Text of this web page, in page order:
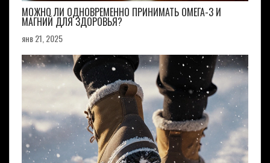
МОЖНО ЛИ ОДНОВРЕМЕННО ПРИНИМАТЬ ОМЕГА-3 И
МАГНИЙ ДЛЯ ЗДОРОВЬЯ?
янв 21, 2025